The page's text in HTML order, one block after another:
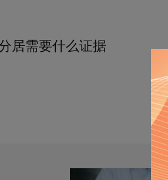
居需要什么证据